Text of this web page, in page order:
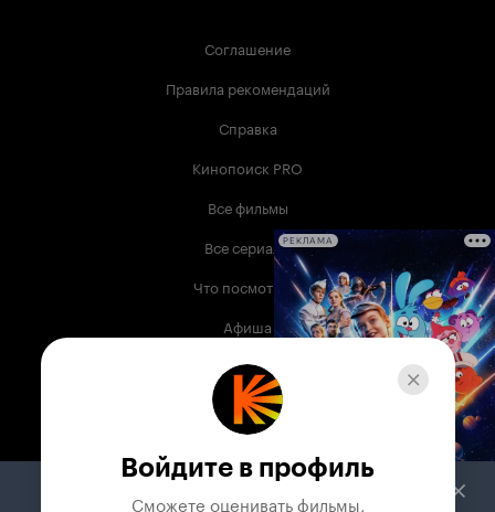
Соглашение
Правила рекомендаций
Справка
Кинопоиск PRO
Все фильмы
Все сериалы
Что посмотреть
Афиша
Музыка
Телепрограмма
Служба поддержки
РЕКЛАМА
Войдите в профиль
Сможете оценивать фильмы,